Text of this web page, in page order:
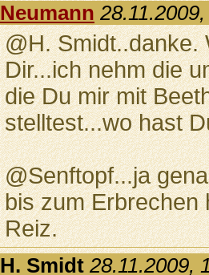
Neumann
@H. Smidt..danke.
Dir...ich nehm die
die Du mir mit
stelltest...wo hast
@Senftopf...ja
bis zum Erbrechen
Reiz.
H. Smidt 28.11.2009,